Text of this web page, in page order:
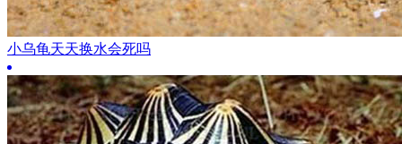
小乌龟天天换水会死吗